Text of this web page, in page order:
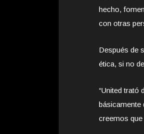
hecho,
con otras
Después de
ética, si no
“United trató
básicamente
creemos